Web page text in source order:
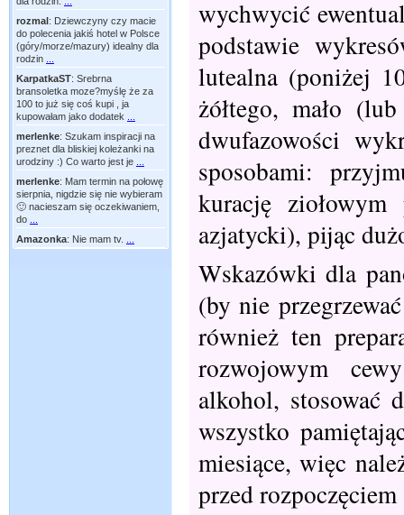
rozmal: Dziewczyny czy macie
do polecenia jakiś hotel w Polsce
(góry/morze/mazury) idealny dla
rodzin
KarpatkaST: Srebrna
bransoletka moze?myślę że za
100 to już się coś kupi , ja
kupowałam jako dodatek
merlenke: Szukam inspiracji na
preznet dla bliskiej koleżanki na
urodziny :) Co warto jest je
merlenke: Mam termin na połowę
sierpnia, nigdzie się nie wybieram
🙂 nacieszam się oczekiwaniem,
do
Amazonka: Nie mam tv.
wychwycić
podstawie
lutealna (poniżej
żółtego, mało
dwufazowości
sposobami:
kurację ziołowym
azjatycki), pijąc
Wskazówki dla
(by nie
również ten
rozwojowym
alkohol, stosować
wszystko
miesiące, więc
przed rozpoczęciem